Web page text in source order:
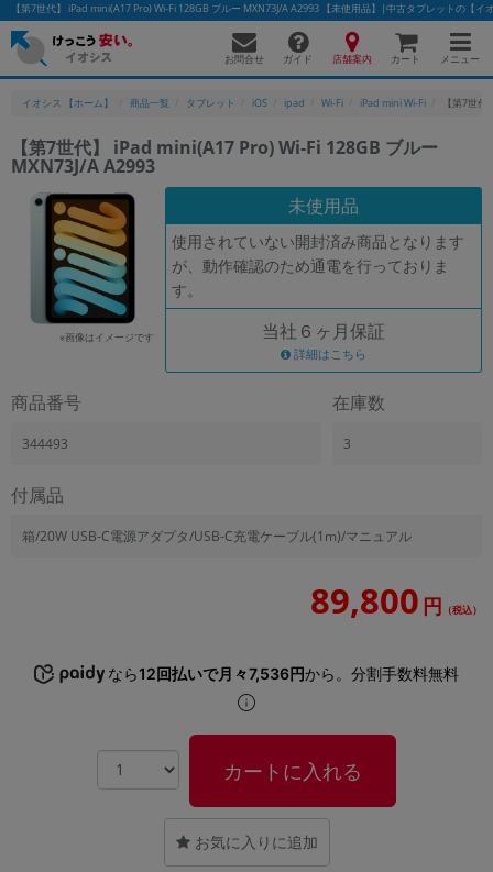
【第7世代】 iPad mini(A17 Pro) Wi-Fi 128GB ブルー MXN73J/A A2993 【未使用品】|中古タブレットの【イ
お問合せ ガイド 店舗案内 カート メニュー
イオシス 【ホーム】 商品一覧 タブレット iOS ipad Wi-Fi iPad mini Wi-Fi 【第7世
【第7世代】 iPad mini(A17 Pro) Wi-Fi 128GB ブルー
MXN73J/A A2993
※画像はイメージです
未使用品
使用されていない開封済み商品となります
が、動作確認のため通電を行っておりま
す。
当社６ヶ月保証
詳細はこちら
商品番号
344493
在庫数
3
付属品
箱/20W USB-C電源アダプタ/USB-C充電ケーブル(1m)/マニュアル
89,800 円 （税込）
なら12回払いで月々7,536円から。分割手数料無料
カートに入れる
お気に入りに追加
かんたんパソコン検索に切り替える
フリーワード
除外ワード
人気の検索ワード： Let's note
商品ジャンルの絞り込み
「スマートフォン」「タブレット」など
「iPhone」「Xperia」「Galaxy」など
メーカー